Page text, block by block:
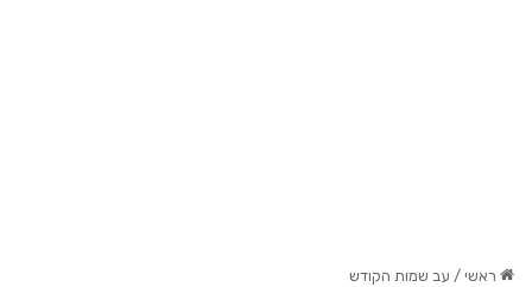
ראשי / עב שמות הקודש